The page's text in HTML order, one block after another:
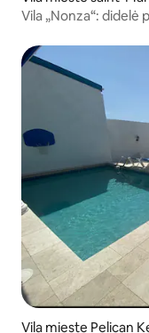
Vila „Nonza“: didelė
Vila mieste Pelican